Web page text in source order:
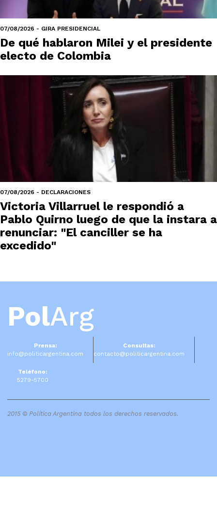
07/08/2026 - GIRA PRESIDENCIAL
De qué hablaron Milei y el presidente
electo de Colombia
07/08/2026 - DECLARACIONES
Victoria Villarruel le respondió a
Pablo Quirno luego de que la instara a
renunciar: "El canciller se ha
excedido"
PolArg
Prensa:
info@politicargentina.com
Consultas:
contacto@politicargentina.com
Teléfono:
5279-5700
2015 © Política Argentina todos los derechos reservados.